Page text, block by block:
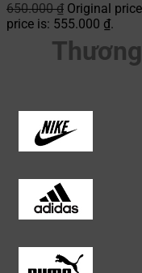
650.000₫ Original
price is: 555.000 ₫.